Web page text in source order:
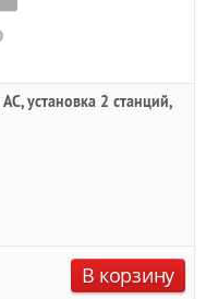
установка 2 станций,
В корзину